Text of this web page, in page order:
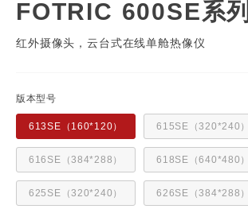
FOTRIC 600SE系列
红外摄像头，云台式在线单舱热像仪
版本型号
613SE（160*120） 615SE（320*240）
616SE（384*288） 618SE（640*480）
625SE（320*240） 626SE（384*288）